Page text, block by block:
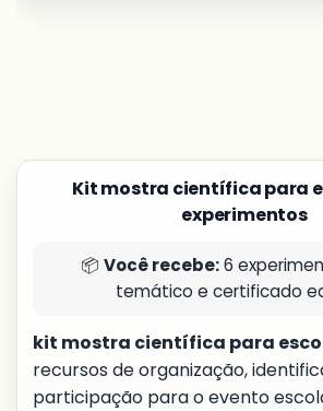
Kit mostra científica para
experimentos
📦 Você recebe:6
temático e certificado
kit mostra científica para
recursos de organização,
participação para o evento